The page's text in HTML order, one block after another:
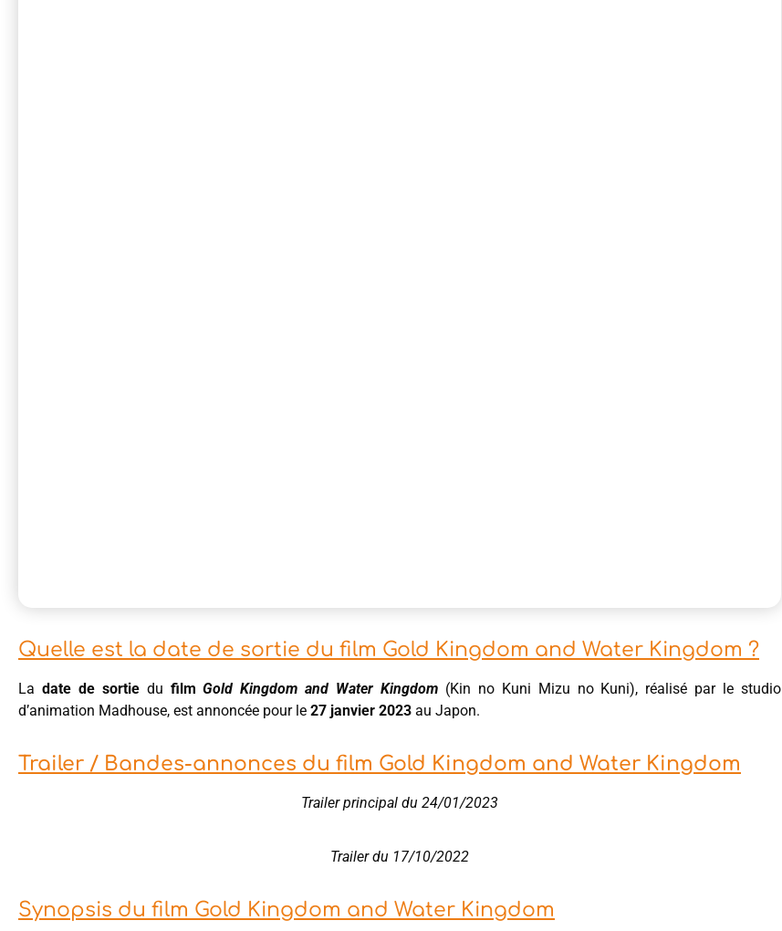
Quelle est la date de sortie du film Gold Kingdom and Water Kingdom ?
La date de sortiedu filmGold Kingdom and Water Kingdom (Kin no Kuni Mizu no Kuni), réalisé par le studio
d’animation Madhouse, est annoncée pour le 27 janvier 2023 au Japon.
Trailer / Bandes-annonces du film Gold Kingdom and Water Kingdom
Trailer principal du 24/01/2023
Trailer du 17/10/2022
Synopsis du film Gold Kingdom and Water Kingdom